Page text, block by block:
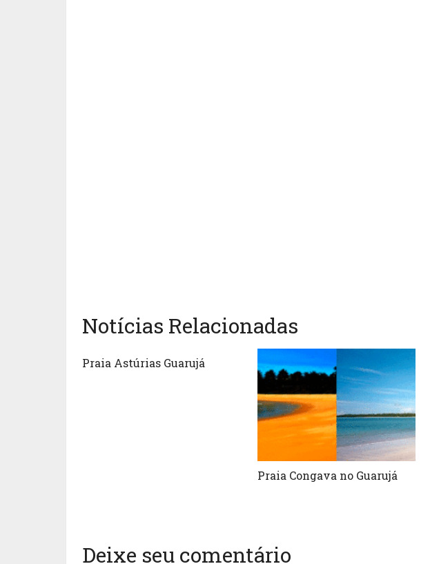
Notícias Relacionadas
Praia Astúrias Guarujá
Praia Congava no Guarujá
Deixe seu comentário